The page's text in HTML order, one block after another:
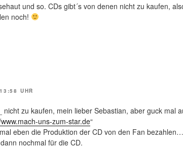
und so. CDs gibt´s von denen nicht zu kaufen,
noch!
UHR
nicht zu kaufen, mein lieber Sebastian, aber guck mal
uns-zum-star.de“
eben die Produktion der CD von den Fan
nochmal für die CD.